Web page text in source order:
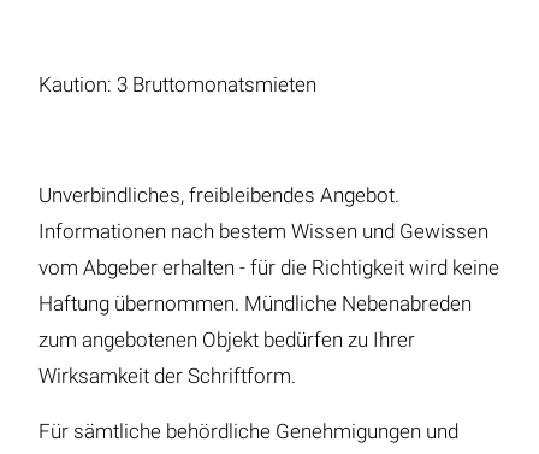
Kaution: 3 Bruttomonatsmieten
Unverbindliches, freibleibendes Angebot.
Informationen nach bestem Wissen und Gewissen
vom Abgeber erhalten - für die Richtigkeit wird keine
Haftung übernommen. Mündliche Nebenabreden
zum angebotenen Objekt bedürfen zu Ihrer
Wirksamkeit der Schriftform.
Für sämtliche behördliche Genehmigungen und